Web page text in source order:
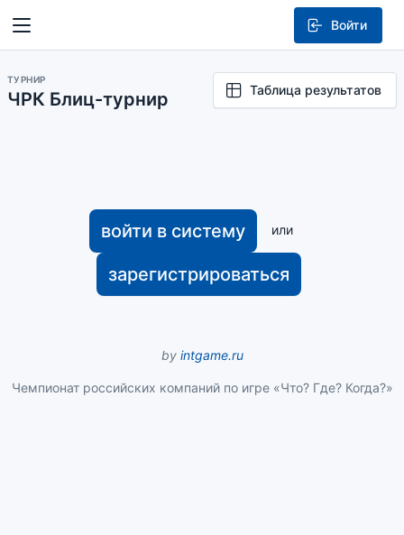
Войти
ТУРНИР
ЧРК Блиц-турнир Таблица результатов
войти в систему или
зарегистрироваться
by intgame.ru
Чемпионат российских компаний по игре «Что? Где? Когда?»